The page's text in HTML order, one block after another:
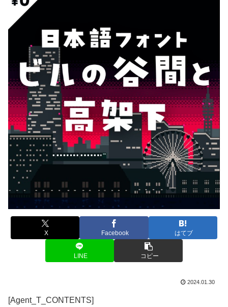
X Facebook はてブ
LINE コピー
2024.01.30
[Agent_T_CONTENTS]